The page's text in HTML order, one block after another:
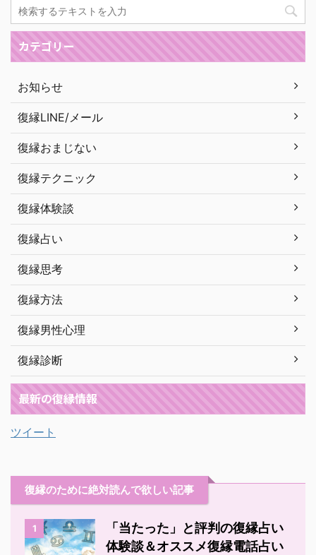
カテゴリー
お知らせ
復縁LINE/メール
復縁おまじない
復縁テクニック
復縁体験談
復縁占い
復縁思考
復縁方法
復縁男性心理
復縁診断
最新の復縁情報
ツイート
復縁のために絶対読んで欲しい記事
1
「当たった」と評判の復縁占い
体験談＆オススメ復縁電話占い